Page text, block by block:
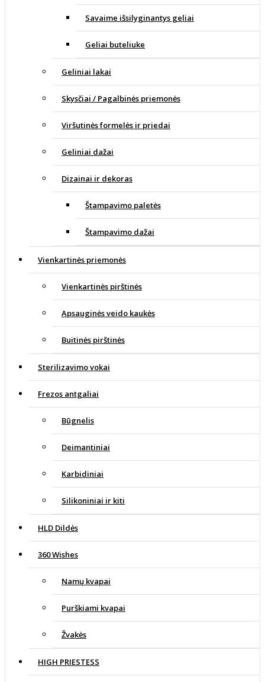
Savaime išsilyginantys geliai
Geliai buteliuke
Geliniai lakai
Skysčiai / Pagalbinės priemonės
Viršutinės formelės ir priedai
Geliniai dažai
Dizainai ir dekoras
Štampavimo paletės
Štampavimo dažai
Vienkartinės priemonės
Vienkartinės pirštinės
Apsauginės veido kaukės
Buitinės pirštinės
Sterilizavimo vokai
Frezos antgaliai
Būgnelis
Deimantiniai
Karbidiniai
Silikoniniai ir kiti
HLD Dildės
360 Wishes
Namų kvapai
Purškiami kvapai
Žvakės
HIGH PRIESTESS